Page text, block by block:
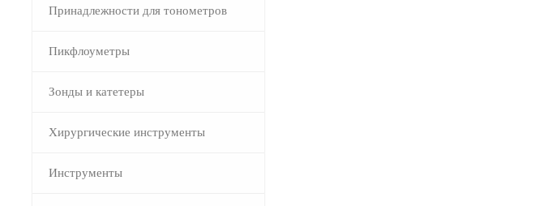
Принадлежности для тонометров
Пикфлоуметры
–
Зонды и катетеры
Хирургические инструменты
Инструменты